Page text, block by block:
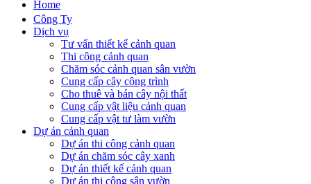
Home
Công Ty
Dịch vụ
Tư vấn thiết kế cảnh quan
Thi công cảnh quan
Chăm sóc cảnh quan sân vườn
Cung cấp cây công trình
Cho thuê và bán cây nội thất
Cung cấp vật liệu cảnh quan
Cung cấp vật tư làm vườn
Dự án cảnh quan
Dự án thi công cảnh quan
Dự án chăm sóc cây xanh
Dự án thiết kế cảnh quan
Dự án thi công sân vườn